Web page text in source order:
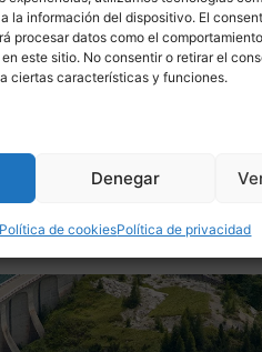
la información del dispositivo. El
procesar datos como el
este sitio. No consentir o retirar el
ciertas características y funciones.
Denegar
Política de cookiesPolítica de privacidad
incorporación del
deportivas y